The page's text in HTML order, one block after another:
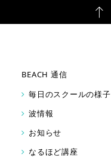
BEACH 通信
毎日のスクールの様子
波情報
お知らせ
なるほど講座